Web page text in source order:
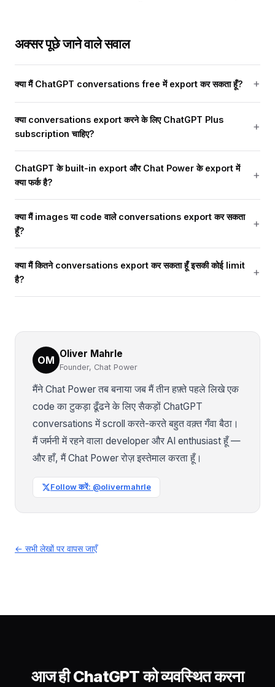
अक्सर पूछे जाने वाले सवाल
क्या मैं ChatGPT conversations free में export कर सकता हूँ?
क्या conversations export करने के लिए ChatGPT Plus
subscription चाहिए?
ChatGPT के built-in export और Chat Power के export में
क्या फर्क है?
क्या मैं images या code वाले conversations export कर सकता
हूँ?
क्या मैं कितने conversations export कर सकता हूँ इसकी कोई limit
है?
OM Oliver Mahrle
Founder, Chat Power
मैंने Chat Power तब बनाया जब मैं तीन हफ़्ते पहले लिखे एक
code का टुकड़ा ढूँढने के लिए सैकड़ों ChatGPT
conversations में scroll करते-करते बहुत वक़्त गँवा बैठा।
मैं जर्मनी में रहने वाला developer और AI enthusiast हूँ —
और हाँ, मैं Chat Power रोज़ इस्तेमाल करता हूँ।
Follow करें: @olivermahrle
← सभी लेखों पर वापस जाएँ
आज ही ChatGPT को व्यवस्थित करना